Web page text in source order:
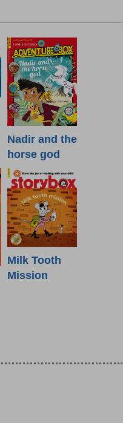
Nadir and the
horse god
Milk Tooth
Mission